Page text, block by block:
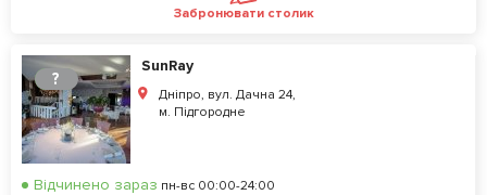
Забронювати столик
?
SunRay
Дніпро, вул. Дачна 24,
м. Підгородне
Відчинено зараз пн-вс 00:00-24:00